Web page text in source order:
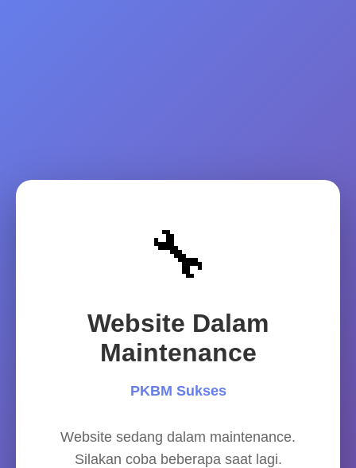
🔧
Website Dalam
Maintenance
PKBM Sukses
Website sedang dalam maintenance.
Silakan coba beberapa saat lagi.